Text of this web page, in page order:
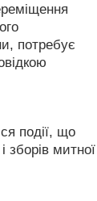
потребує
події, що
зборів митної